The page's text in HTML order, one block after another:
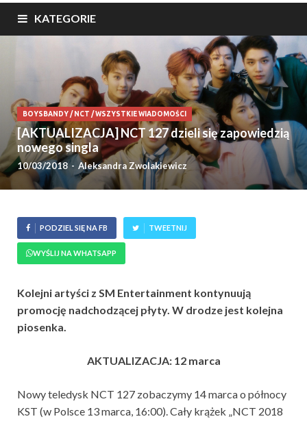
KATEGORIE
BOYSBANDY/ NCT /WSZYSTKIE WIADOMOŚCI
[AKTUALIZACJA] NCT 127 dzieli się zapowiedzią
nowego singla
10/03/2018- Aleksandra Zwolakiewicz
PODZIEL SIĘ NA FB TWEETNIJ
WYŚLIJ NA WHATSAPP
Kolejni artyści z SM Entertainment kontynuują
promocję nadchodzącej płyty. W drodze jest kolejna
piosenka.
AKTUALIZACJA: 12 marca
Nowy teledysk NCT 127 zobaczymy 14 marca o północy
KST (w Polsce 13 marca, 16:00). Cały krążek „NCT 2018